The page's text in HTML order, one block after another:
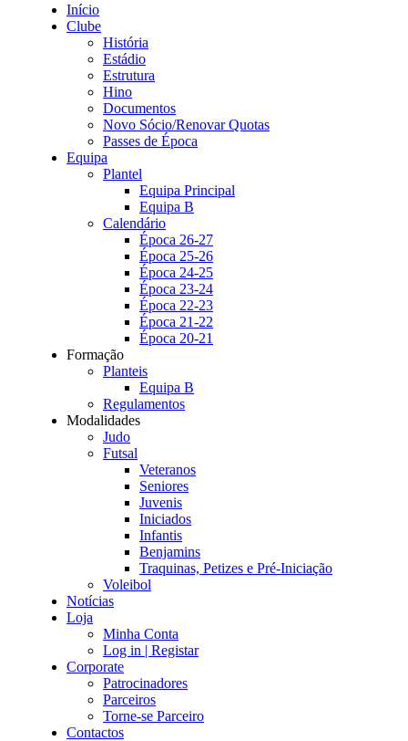
Início
Clube
História
Estádio
Estrutura
Hino
Documentos
Novo Sócio/Renovar Quotas
Passes de Época
Equipa
Plantel
Equipa Principal
Equipa B
Calendário
Época 26-27
Época 25-26
Época 24-25
Época 23-24
Época 22-23
Época 21-22
Época 20-21
Formação
Planteis
Equipa B
Regulamentos
Modalidades
Judo
Futsal
Veteranos
Seniores
Juvenis
Iniciados
Infantis
Benjamins
Traquinas, Petizes e Pré-Iniciação
Voleibol
Notícias
Loja
Minha Conta
Log in | Registar
Corporate
Patrocinadores
Parceiros
Torne-se Parceiro
Contactos